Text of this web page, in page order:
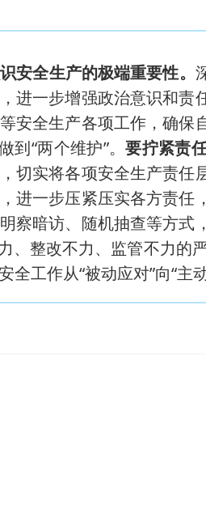
安全生产的极端重要性。
进一步增强政治意识和
安全生产各项工作，确
到“两个维护”。要拧紧责
切实将各项安全生产责
进一步压紧压实各方责任
察暗访、随机抽查等方式
、整改不力、监管不力的
工作从“被动应对”向“主